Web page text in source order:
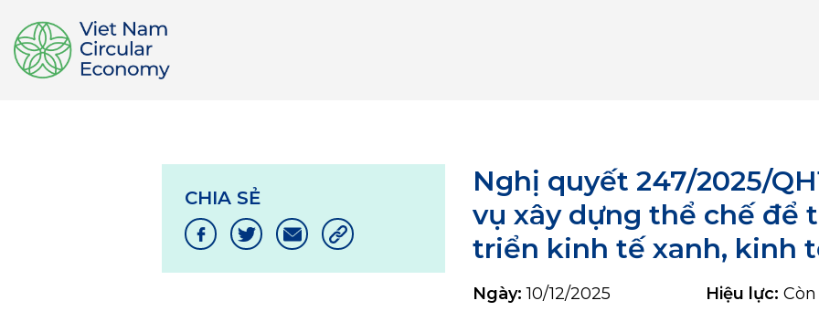
CHIA SẺ
Nghị quyết 247/2025/
vụ xây dựng thể chế để
triển kinh tế xanh, kinh
Ngày:10/12/2025 Hiệu lực: